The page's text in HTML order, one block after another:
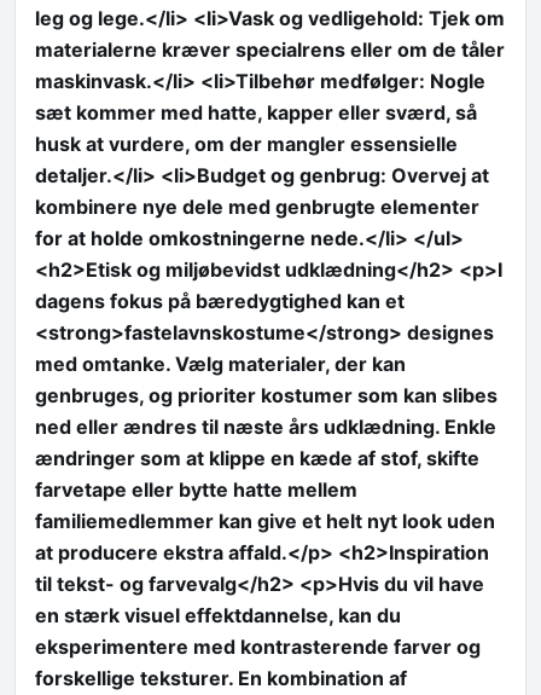
leg og lege.</li> <li>Vask og vedligehold: Tjek om
materialerne kræver specialrens eller om de tåler
maskinvask.</li> <li>Tilbehør medfølger: Nogle
sæt kommer med hatte, kapper eller sværd, så
husk at vurdere, om der mangler essensielle
detaljer.</li> <li>Budget og genbrug: Overvej at
kombinere nye dele med genbrugte elementer
for at holde omkostningerne nede.</li> </ul>
<h2>Etisk og miljøbevidst udklædning</h2> <p>I
dagens fokus på bæredygtighed kan et
<strong>fastelavnskostume</strong> designes
med omtanke. Vælg materialer, der kan
genbruges, og prioriter kostumer som kan slibes
ned eller ændres til næste års udklædning. Enkle
ændringer som at klippe en kæde af stof, skifte
farvetape eller bytte hatte mellem
familiemedlemmer kan give et helt nyt look uden
at producere ekstra affald.</p> <h2>Inspiration
til tekst- og farvevalg</h2> <p>Hvis du vil have
en stærk visuel effektdannelse, kan du
eksperimentere med kontrasterende farver og
forskellige teksturer. En kombination af